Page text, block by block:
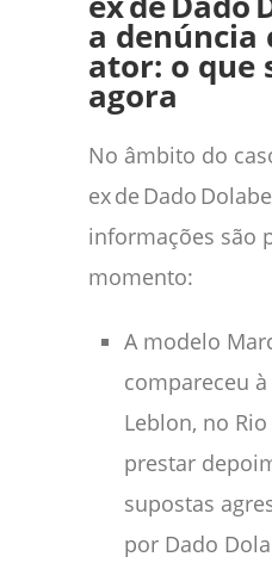
a denúncia
ator: o que
agora
No âmbito do
ex de Dado
informações são
momento:
A modelo
compareceu à
Leblon, no
prestar
supostas
por Dado